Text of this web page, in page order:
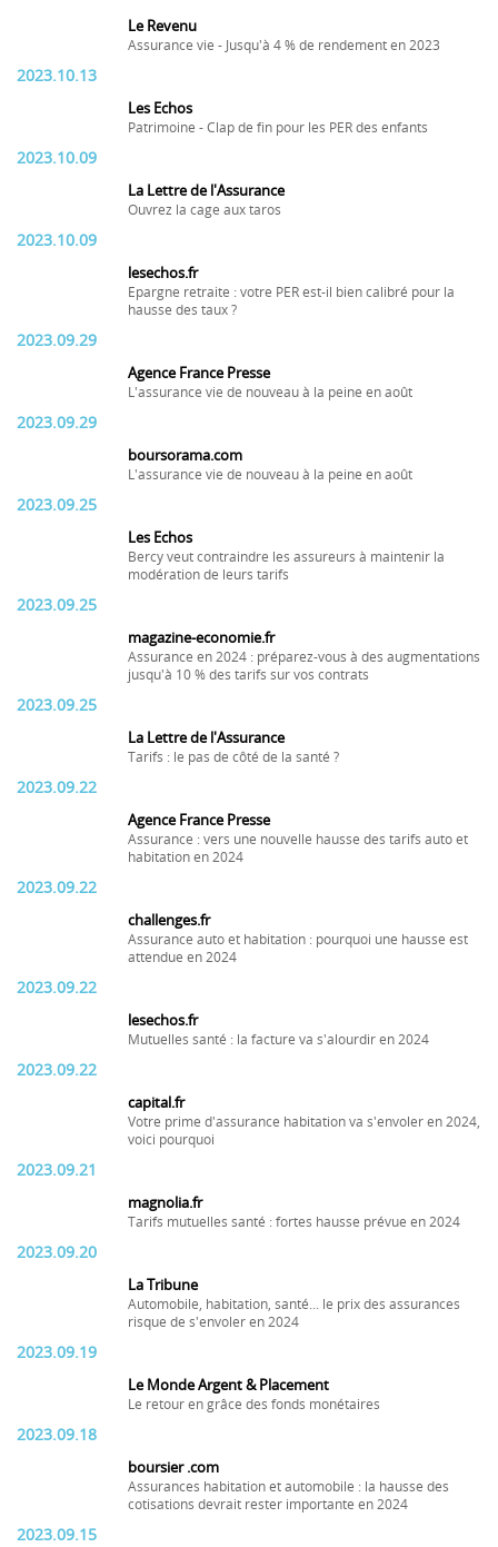
Le Revenu
Assurance vie - Jusqu'à 4 % de rendement en 2023
2023.10.13
Les Echos
Patrimoine - Clap de fin pour les PER des enfants
2023.10.09
La Lettre de l'Assurance
Ouvrez la cage aux taros
2023.10.09
lesechos.fr
Epargne retraite : votre PER est-il bien calibré pour la
hausse des taux ?
2023.09.29
Agence France Presse
L'assurance vie de nouveau à la peine en août
2023.09.29
boursorama.com
L'assurance vie de nouveau à la peine en août
2023.09.25
Les Echos
Bercy veut contraindre les assureurs à maintenir la
modération de leurs tarifs
2023.09.25
magazine-economie.fr
Assurance en 2024 : préparez-vous à des augmentations
jusqu'à 10 % des tarifs sur vos contrats
2023.09.25
La Lettre de l'Assurance
Tarifs : le pas de côté de la santé ?
2023.09.22
Agence France Presse
Assurance : vers une nouvelle hausse des tarifs auto et
habitation en 2024
2023.09.22
challenges.fr
Assurance auto et habitation : pourquoi une hausse est
attendue en 2024
2023.09.22
lesechos.fr
Mutuelles santé : la facture va s'alourdir en 2024
2023.09.22
capital.fr
Votre prime d'assurance habitation va s'envoler en 2024,
voici pourquoi
2023.09.21
magnolia.fr
Tarifs mutuelles santé : fortes hausse prévue en 2024
2023.09.20
La Tribune
Automobile, habitation, santé... le prix des assurances
risque de s'envoler en 2024
2023.09.19
Le Monde Argent & Placement
Le retour en grâce des fonds monétaires
2023.09.18
boursier .com
Assurances habitation et automobile : la hausse des
cotisations devrait rester importante en 2024
2023.09.15